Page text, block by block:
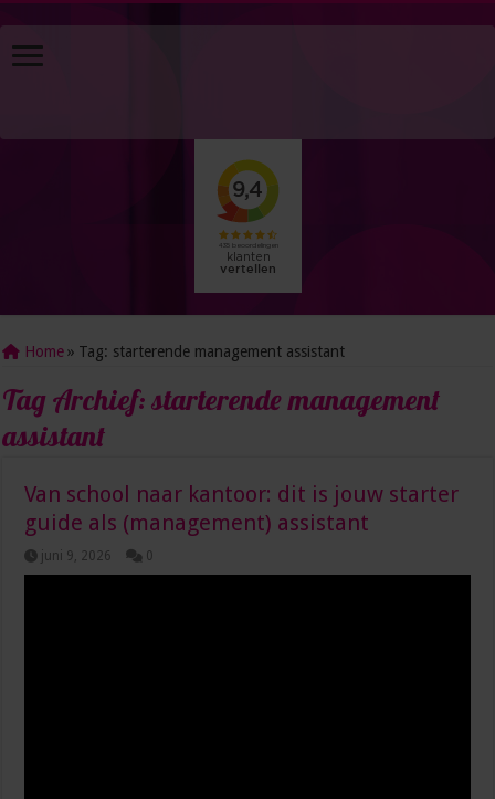
Home » Tag: starterende management assistant
Tag Archief:starterende management
assistant
Van school naar kantoor: dit is jouw starter
guide als (management) assistant
juni 9, 2026 0